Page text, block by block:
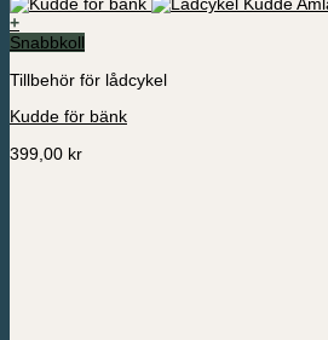
+
Snabbkoll
Tillbehör för lådcykel
Kudde för bänk
399,00 kr